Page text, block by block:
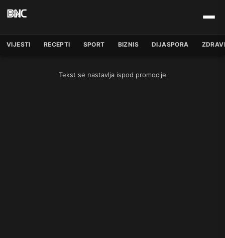
VIJESTI RECEPTI SPORT BIZNIS DIJASPORA
Tekst se nastavlja ispod promocije